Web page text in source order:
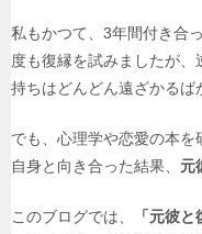
私もかつて、3年間付き合
度も復縁を試みましたが
持ちはどんどん遠ざかるば
でも、心理学や恋愛の本
自身と向き合った結果、 元
このブログでは、
「元彼